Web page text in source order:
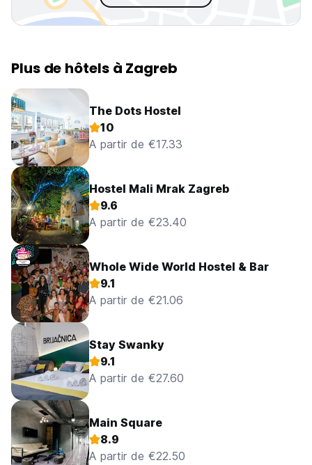
Plus de hôtels à Zagreb
The Dots Hostel
10
A partir de €17.33
Hostel Mali Mrak Zagreb
9.6
A partir de €23.40
Whole Wide World Hostel & Bar
9.1
A partir de €21.06
Stay Swanky
9.1
A partir de €27.60
Main Square
8.9
A partir de €22.50